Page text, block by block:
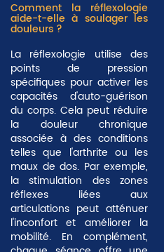
Comment la réflexologie
aide-t-elle à soulager les
douleurs ?
La réflexologie utilise des
points de pression
spécifiques pour activer les
capacités d'auto-guérison
du corps. Cela peut réduire
la douleur chronique
associée à des conditions
telles que l'arthrite ou les
maux de dos. Par exemple,
la stimulation des zones
réflexes liées aux
articulations peut atténuer
l'inconfort et améliorer la
mobilité. En complément,